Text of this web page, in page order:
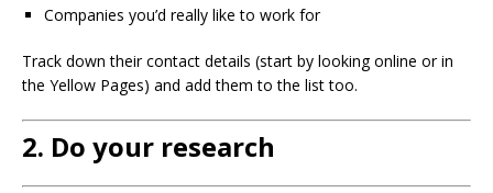
Companies you’d really like to work for
Track down their contact details (start by looking online or in
the Yellow Pages) and add them to the list too.
2. Do your research